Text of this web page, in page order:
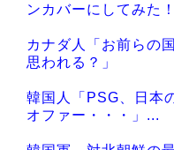
ンカバーにしてみた
カナダ人「お前らの
思われる？」
韓国人「PSG、日本
オファー・・・」...